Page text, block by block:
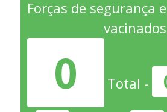
Forças de segurança
vacinados
0 Total -